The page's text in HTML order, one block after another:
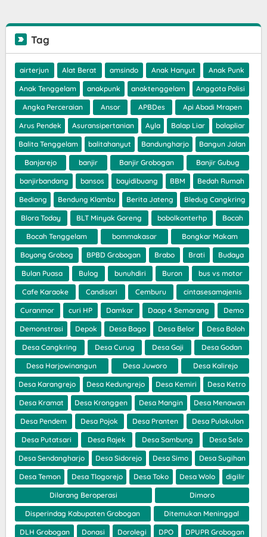
Tag
airterjun Alat Berat amsindo Anak Hanyut Anak Punk
Anak Tenggelam anakpunk anaktenggelam Anggota Polisi
Angka Perceraian Ansor APBDes Api Abadi Mrapen
Arus Pendek Asuransipertanian Ayla Balap Liar balapliar
Balita Tenggelam balitahanyut Bandungharjo Bangun Jalan
Banjarejo banjir Banjir Grobogan Banjir Gubug
banjirbandang bansos bayidibuang BBM Bedah Rumah
Bediang Bendung Klambu Berita Jateng Bledug Cangkring
Blora Today BLT Minyak Goreng bobolkonterhp Bocah
Bocah Tenggelam bommakasar Bongkar Makam
Boyong Grobog BPBD Grobogan Brabo Brati Budaya
Bulan Puasa Bulog bunuhdiri Buron bus vs motor
Cafe Karaoke Candisari Cemburu cintasesamajenis
Curanmor curi HP Damkar Daop 4 Semarang Demo
Demonstrasi Depok Desa Bago Desa Belor Desa Boloh
Desa Cangkring Desa Curug Desa Gaji Desa Godan
Desa Harjowinangun Desa Juworo Desa Kalirejo
Desa Karangrejo Desa Kedungrejo Desa Kemiri Desa Ketro
Desa Kramat Desa Kronggen Desa Mangin Desa Menawan
Desa Pendem Desa Pojok Desa Pranten Desa Pulokulon
Desa Putatsari Desa Rajek Desa Sambung Desa Selo
Desa Sendangharjo Desa Sidorejo Desa Simo Desa Sugihan
Desa Temon Desa Tlogorejo Desa Toko Desa Wolo digilir
Dilarang Beroperasi Dimoro
Disperindag Kabupaten Grobogan Ditemukan Meninggal
DLH Grobogan Donasi Dorolegi DPO DPUPR Grobogan